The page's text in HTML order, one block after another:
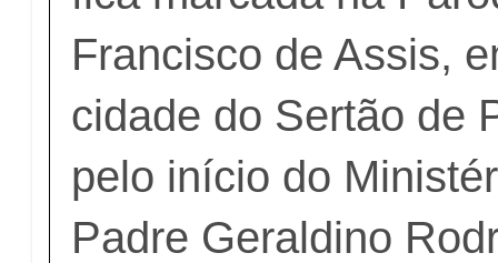
Francisco de Assis,
cidade do Sertão de
pelo início do
Padre Geraldino